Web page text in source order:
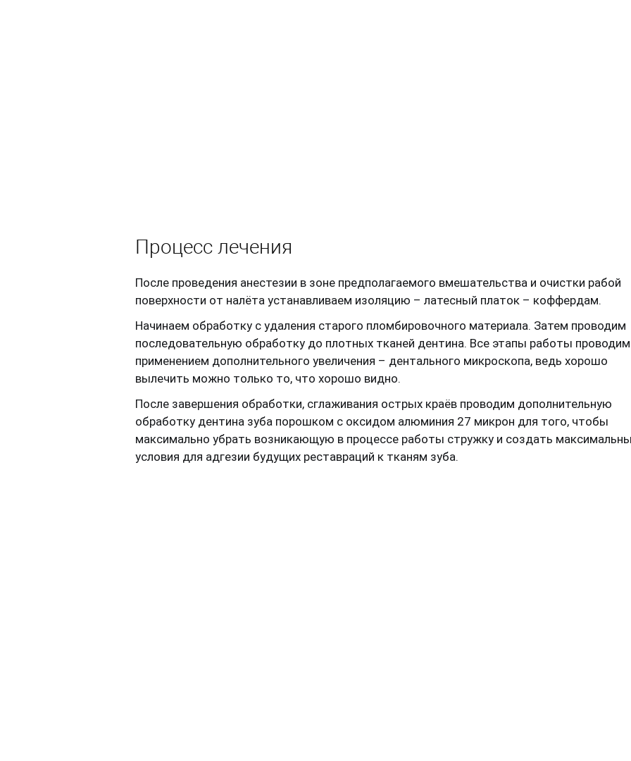
Процесс лечения
После проведения анестезии в зоне предполагаемого вмешательства и очистки рабой
поверхности от налёта устанавливаем изоляцию – латесный платок – коффердам.
Начинаем обработку с удаления старого пломбировочного материала. Затем проводим
последовательную обработку до плотных тканей дентина. Все этапы работы
применением дополнительного увеличения – дентального микроскопа, ведь хорошо
вылечить можно только то, что хорошо видно.
После завершения обработки, сглаживания острых краёв проводим дополнительную
обработку дентина зуба порошком с оксидом алюминия 27 микрон для того, чтобы
максимально убрать возникающую в процессе работы стружку и создать
условия для адгезии будущих реставраций к тканям зуба.